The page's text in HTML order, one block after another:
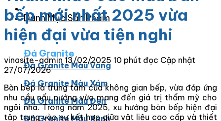
Danh Mục Sản Phẩm
Đá Granite
Đá Granite Màu Vàng
Đá Granite Màu Xám
Đá Granite Màu Đen
Đá Granite Màu Xanh
bếp mới nhất 2025 vừa
hiện đại vừa tiện nghi
vinasite-admin 13/02/2025 10 phút đọc Cập nhật
27/07/2026
Bàn bếp là trung tâm của không gian bếp, vừa đáp ứng
nhu cầu nấu nướng vừa mang đến giá trị thẩm mỹ cho
ngôi nhà. Trong năm 2025, xu hướng bàn bếp hiện đại
tập trung vào sự kết hợp giữa vật liệu cao cấp và thiết